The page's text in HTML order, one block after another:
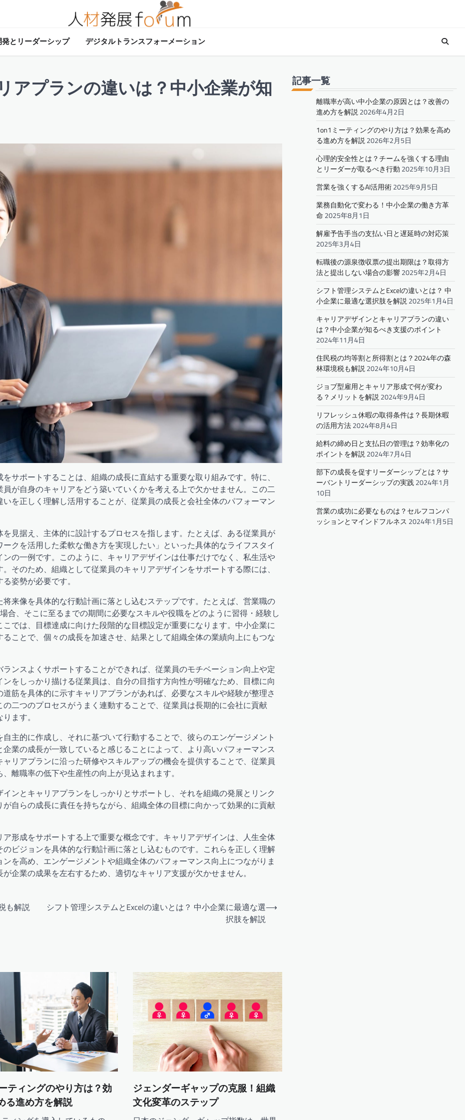
とリーダーシップ デジタルトランスフォーメーション
アプランの違いは？中小企業が知
サポートすることは、組織の成長に直結する重要な取り組みです。特に、
が自身のキャリアをどう築いていくかを考える上で欠かせません。この二
を正しく理解し活用することが、従業員の成長と会社全体のパフォーマン
見据え、主体的に設計するプロセスを指します。たとえば、ある従業員が
クを活用した柔軟な働き方を実現したい」といった具体的なライフスタイ
の一例です。このように、キャリアデザインは仕事だけでなく、私生活や
そのため、組織として従業員のキャリアデザインをサポートする際には、
姿勢が必要です。
来像を具体的な行動計画に落とし込むステップです。たとえば、営業職の
合、そこに至るまでの期間に必要なスキルや役職をどのように習得・経験し
では、目標達成に向けた段階的な目標設定が重要になります。中小企業に
ことで、個々の成長を加速させ、結果として組織全体の業績向上にもつな
ンスよくサポートすることができれば、従業員のモチベーション向上や定
をしっかり描ける従業員は、自分の目指す方向性が明確なため、目標に向
筋を具体的に示すキャリアプランがあれば、必要なスキルや経験が整理さ
二つのプロセスがうまく連動することで、従業員は長期的に会社に貢献
ます。
主的に作成し、それに基づいて行動することで、彼らのエンゲージメント
業の成長が一致していると感じることによって、より高いパフォーマンス
リアプランに沿った研修やスキルアップの機会を提供することで、従業員
離職率の低下や生産性の向上が見込まれます。
ンとキャリアプランをしっかりとサポートし、それを組織の発展とリンク
自らの成長に責任を持ちながら、組織全体の目標に向かって効果的に貢献
形成をサポートする上で重要な概念です。キャリアデザインは、人生全体
ビジョンを具体的な行動計画に落とし込むものです。これらを正しく理解
を高め、エンゲージメントや組織全体のパフォーマンス向上につながりま
企業の成果を左右するため、適切なキャリア支援が欠かせません。
も解説
シフト管理システムとExcelの違いとは？ 中小企業に最適な選
択肢を解説
⟶
ティングのやり方は？効
る進め方を解説
ジェンダーギャップの克服！組織
文化変革のステップ
記事一覧
離職率が高い中小企業の原因とは？改善の
進め方を解説2026年4月2日
1on1ミーティングのやり方は？効果を高め
る進め方を解説2026年2月5日
心理的安全性とは？チームを強くする理由
とリーダーが取るべき行動 2025年10月3日
営業を強くするAI活用術2025年9月5日
業務自動化で変わる！中小企業の働き方革
命 2025年8月1日
解雇予告手当の支払い日と遅延時の対応策
2025年3月4日
転職後の源泉徴収票の提出期限は？取得方
法と提出しない場合の影響2025年2月4日
シフト管理システムとExcelの違いとは？ 中
小企業に最適な選択肢を解説2025年1月4日
キャリアデザインとキャリアプランの違い
は？中小企業が知るべき支援のポイント
2024年11月4日
住民税の均等割と所得割とは？2024年の森
林環境税も解説2024年10月4日
ジョブ型雇用とキャリア形成で何が変わ
る？メリットを解説2024年9月4日
リフレッシュ休暇の取得条件は？長期休暇
の活用方法2024年8月4日
給料の締め日と支払日の管理は？効率化の
ポイントを解説2024年7月4日
部下の成長を促すリーダーシップとは？サ
ーバントリーダーシップの実践2024年1月
10日
営業の成功に必要なものは？セルフコンパ
ッションとマインドフルネス 2024年1月5日